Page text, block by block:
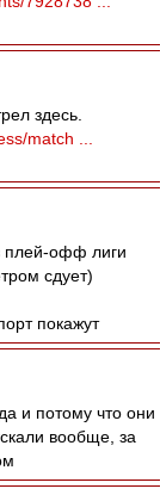
здесь.
match ...
плей-офф лиги
сдует)
покажут
и потому что они
вообще, за